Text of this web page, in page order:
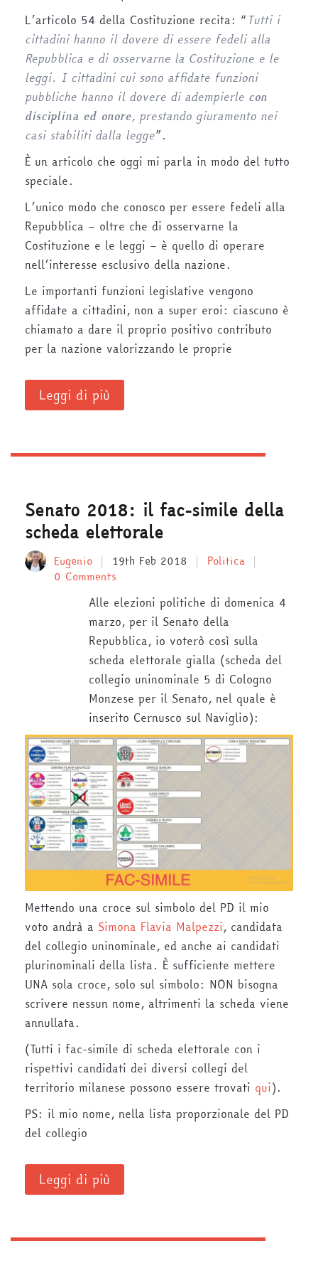
L’articolo 54 della Costituzione recita: “ Tutti i
cittadini hanno il dovere di essere fedeli alla
Repubblica e di osservarne la Costituzione e le
leggi. I cittadini cui sono affidate funzioni
pubbliche hanno il dovere di adempierle con
disciplina ed onore, prestando giuramento nei
casi stabiliti dalla legge”.
È un articolo che oggi mi parla in modo del tutto
speciale.
L’unico modo che conosco per essere fedeli alla
Repubblica – oltre che di osservarne la
Costituzione e le leggi – è quello di operare
nell’interesse esclusivo della nazione.
Le importanti funzioni legislative vengono
affidate a cittadini, non a super eroi: ciascuno è
chiamato a dare il proprio positivo contributo
per la nazione valorizzando le proprie
Leggi di più
Senato 2018: il fac-simile della
scheda elettorale
Eugenio 19th Feb 2018
Politica
0 Comments
Alle elezioni politiche di domenica 4
marzo, per il Senato della
Repubblica, io voterò così sulla
scheda elettorale gialla (scheda del
collegio uninominale 5 di Cologno
Monzese per il Senato, nel quale è
inserito Cernusco sul Naviglio):
Mettendo una croce sul simbolo del PD il mio
voto andrà a Simona Flavia Malpezzi, candidata
del collegio uninominale, ed anche ai candidati
plurinominali della lista. È sufficiente mettere
UNA sola croce, solo sul simbolo: NON bisogna
scrivere nessun nome, altrimenti la scheda viene
annullata.
(Tutti i fac-simile di scheda elettorale con i
rispettivi candidati dei diversi collegi del
territorio milanese possono essere trovati qui).
PS: il mio nome, nella lista proporzionale del PD
del collegio
Leggi di più